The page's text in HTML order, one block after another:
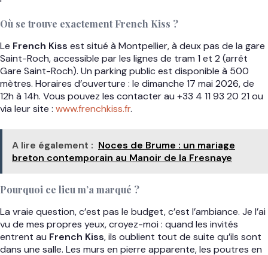
Où se trouve exactement French Kiss ?
Le French Kiss est situé à Montpellier, à deux pas de la gare
Saint-Roch, accessible par les lignes de tram 1 et 2 (arrêt
Gare Saint-Roch). Un parking public est disponible à 500
mètres. Horaires d’ouverture : le dimanche 17 mai 2026, de
12h à 14h. Vous pouvez les contacter au +33 4 11 93 20 21 ou
via leur site : www.frenchkiss.fr.
A lire également : Noces de Brume : un mariage
breton contemporain au Manoir de la Fresnaye
Pourquoi ce lieu m’a marqué ?
La vraie question, c’est pas le budget, c’est l’ambiance. Je l’ai
vu de mes propres yeux, croyez-moi : quand les invités
entrent au French Kiss, ils oublient tout de suite qu’ils sont
dans une salle. Les murs en pierre apparente, les poutres en